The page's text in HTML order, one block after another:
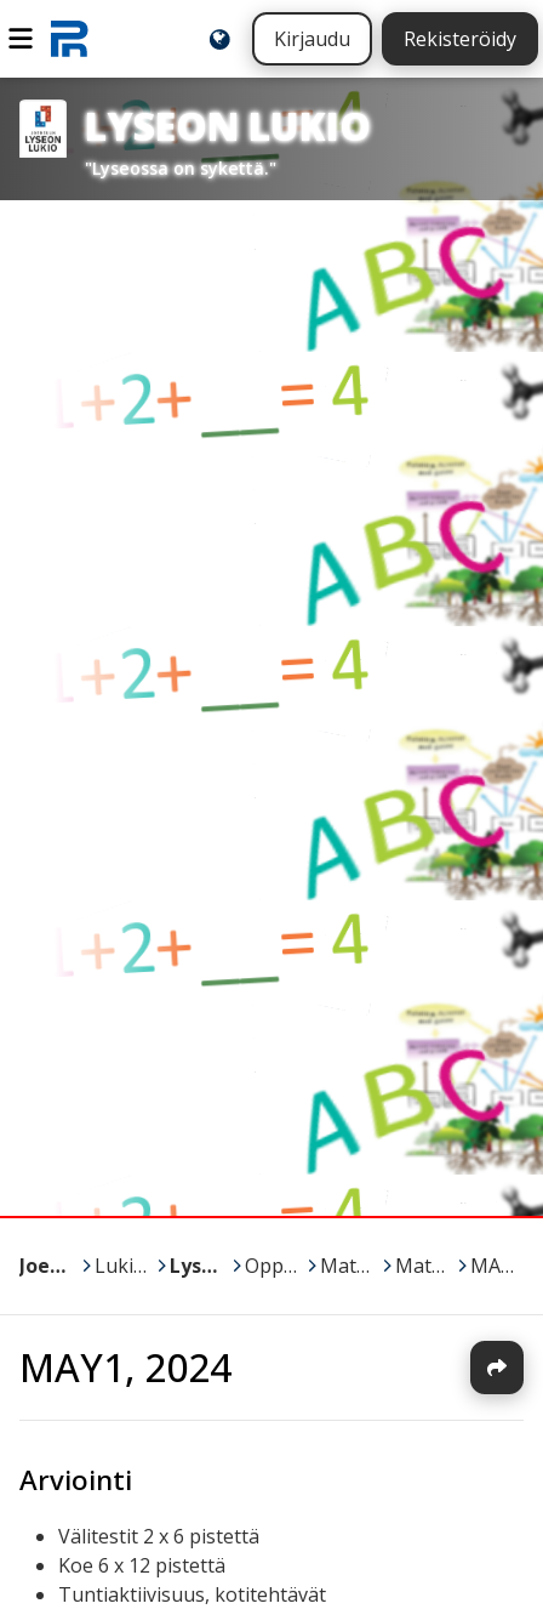
Kirjaudu Rekisteröidy
LYSEON LUKIO
"Lyseossa on sykettä."
Joensuu Lukiot Lyseon lukio Oppiaineet ja kurssit Matematiikka Matikka / Minna MAY1, 2024
MAY1, 2024
Arviointi
Välitestit 2 x 6 pistettä
Koe 6 x 12 pistettä
Tuntiaktiivisuus, kotitehtävät